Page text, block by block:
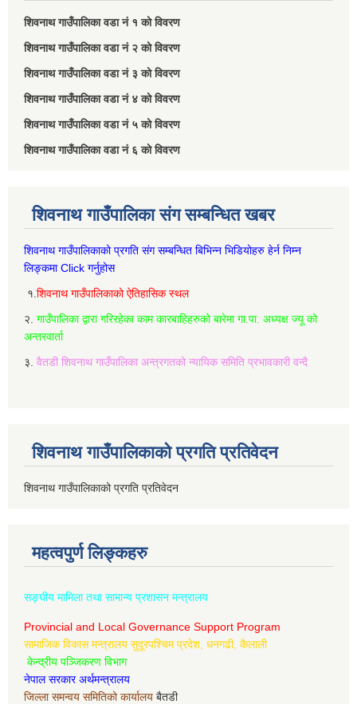
शिवनाथ गाउँपालिका वडा नं‌ १ को विवरण
शिवनाथ गाउँपालिका वडा नं‌ २ को विवरण
शिवनाथ गाउँपालिका वडा नं‌ ३ को विवरण
शिवनाथ गाउँपालिका वडा नं‌ ४ को विवरण
शिवनाथ गाउँपालिका वडा नं‌ ५ को विवरण
शिवनाथ गाउँपालिका वडा नं‌ ६ को विवरण
शिवनाथ गाउँपालिका संग सम्बन्धित खबर
शिवनाथ गाउँपालिकाको प्रगति संग सम्बन्धित बिभिन्‍न भिडियोहरु हेर्न निम्‍न
लिङ्कमा Click गर्नुहोस
१. शिवनाथ गाउँपालिकाको ऐतिहासिक स्थल
२. गाउँपालिका द्वारा गरिरहेका काम कारबाहिहरुको बारेमा गा.पा. अध्यक्ष ज्यू को
अन्तरवार्ता
३. वैतडी शिवनाथ गाउँपालिका अन्त्रगतको न्यायिक समिति प्रभावकारी वन्दै
शिवनाथ गाउँपालिकाको प्रगति प्रतिवेदन
शिवनाथ गाउँपालिकाको प्रगति प्रतिवेदन
महत्वपुर्ण लिङ्कहरु
सङ्घीय मामिला तथा सामान्य प्रशासन मन्त्रालय
Provincial and Local Governance Support Program
सामाजिक विकास मन्त्रालय सुदूरपश्चिम प्रदेश, धनगढी, कैलाली
केन्द्रीय पञ्जिकरण विभाग
नेपाल सरकार अर्थमन्त्रालय
जिल्ला समन्वय समितिको कार्यालय बैतडी